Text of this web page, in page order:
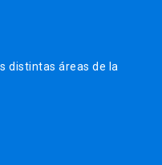
distintas áreas de la